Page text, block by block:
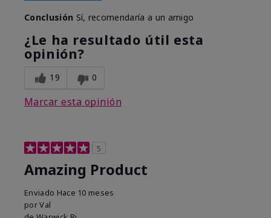
Conclusión Sí, recomendaría a un amigo
¿Le ha resultado útil esta
opinión?
19 0
Marcar esta opinión
5
Amazing Product
Enviado Hace 10 meses
porVal